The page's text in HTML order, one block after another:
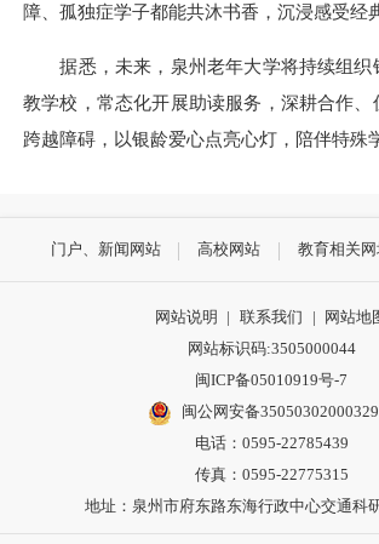
障、孤独症学子都能共沐书香，沉浸感受经
据悉，未来，泉州老年大学将持续组织
教学校，常态化开展助读服务，深耕合作、
跨越障碍，以银龄爱心点亮心灯，陪伴特殊
门户、新闻网站 高校网站 教育相关网
网站说明 | 联系我们 | 网站地
网站标识码:3505000044
闽ICP备05010919号-7
闽公网安备
电话：0595-22785439
传真：0595-22775315
地址：泉州市府东路东海行政中心交通科